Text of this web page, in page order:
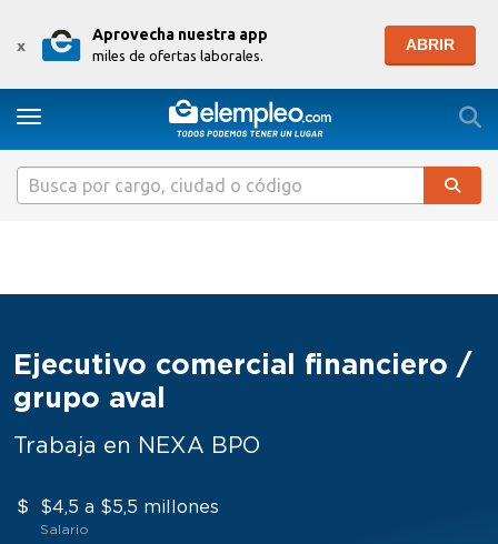
x
Aprovecha nuestra app
miles de ofertas laborales.
ABRIR
Toggle navigation
Ejecutivo comercial financiero /
grupo aval
Trabaja en NEXA BPO
$4,5 a $5,5 millones
Salario